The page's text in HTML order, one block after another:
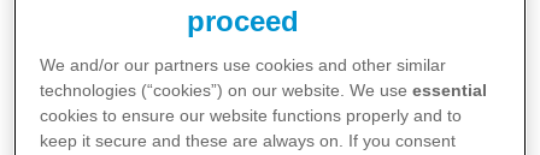
Vid 60 års ålder har cirka 30 procent av de som bär
på genen utvecklat sjukdomen.
Vid 90 års ålder har cirka 70 procent som bär på
genen utvecklat sjukdomen.
proceed
We and/or our partners use cookies and other similar
technologies (“cookies”) on our website. We useessential
cookies to ensure our website functions properly and to
keep it secure and these are always on. If you consent